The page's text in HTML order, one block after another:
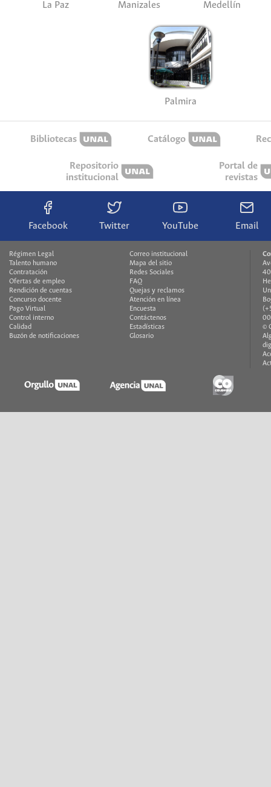
La Paz Manizales Medellín
Palmira
Bibliotecas Catálogo
Repositorio
institucional
Portal de
revistas
Facebook Twitter YouTube Email
Régimen Legal
Talento humano
Contratación
Ofertas de empleo
Rendición de cuentas
Concurso docente
Pago Virtual
Control interno
Calidad
Buzón de notificaciones
Correo institucional
Mapa del sitio
Redes Sociales
FAQ
Quejas y reclamos
Atención en línea
Encuesta
Contáctenos
Estadísticas
Glosario
©